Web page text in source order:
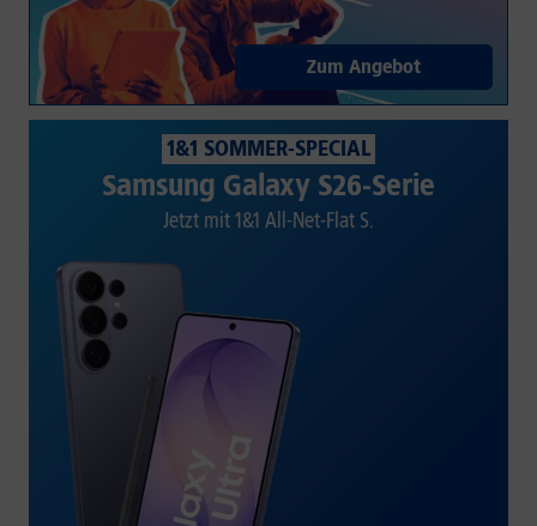
Zum Angebot
1&1 SOMMER-SPECIAL
Samsung Galaxy S26-Serie
Jetzt mit 1&1 All-Net-Flat S.